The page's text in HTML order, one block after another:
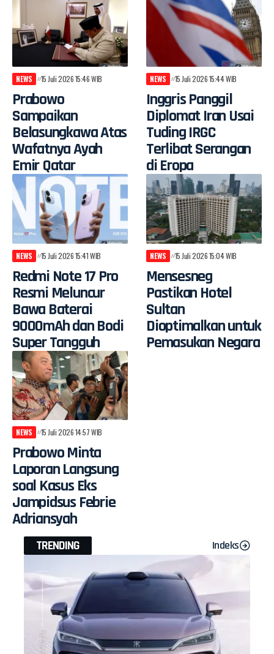
NEWS 15 Juli 2026 15:46 WIB
Prabowo
Sampaikan
Belasungkawa Atas
Wafatnya Ayah
Emir Qatar
NEWS 15 Juli 2026 15:44 WIB
Inggris Panggil
Diplomat Iran Usai
Tuding IRGC
Terlibat Serangan
di Eropa
NEWS 15 Juli 2026 15:41 WIB
Redmi Note 17 Pro
Resmi Meluncur
Bawa Baterai
9000mAh dan Bodi
Super Tangguh
NEWS 15 Juli 2026 15:04 WIB
Mensesneg
Pastikan Hotel
Sultan
Dioptimalkan untuk
Pemasukan Negara
NEWS 15 Juli 2026 14:57 WIB
Prabowo Minta
Laporan Langsung
soal Kasus Eks
Jampidsus Febrie
Adriansyah
TRENDING Indeks